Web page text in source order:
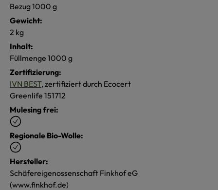
Bezug 1000 g
Gewicht:
2 kg
Inhalt:
Füllmenge 1000 g
Zertifizierung:
IVN BEST, zertifiziert durch Ecocert
Greenlife 151712
Mulesing frei:
Regionale Bio-Wolle:
Hersteller:
Schäfereigenossenschaft Finkhof eG
(www.finkhof.de)